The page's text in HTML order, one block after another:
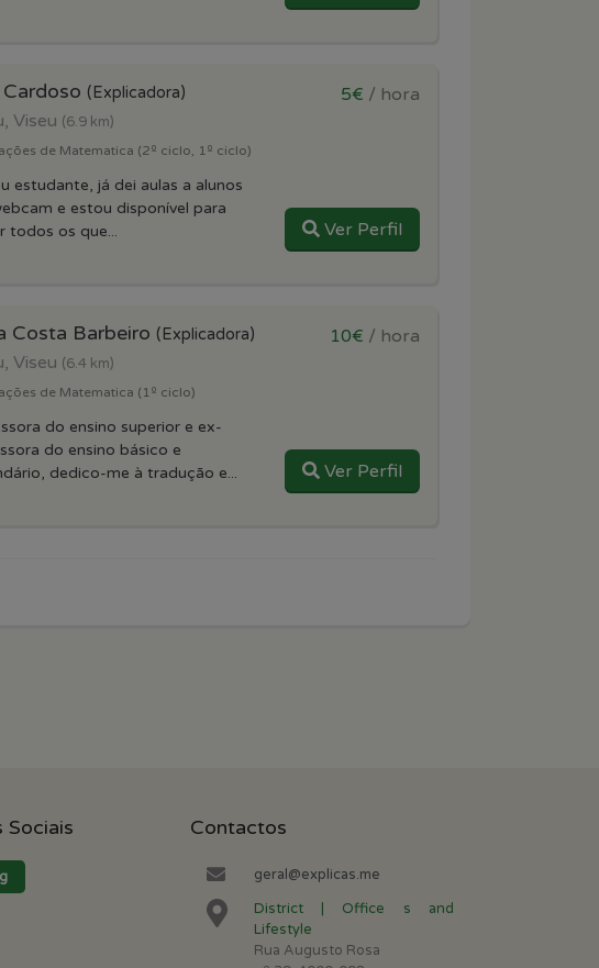
Cardoso (Explicadora)
Viseu (6.9 km)
de Matematica (2º ciclo, 1º ciclo)
estudante, já dei aulas a alunos
e estou disponível para
todos os que...
5€ / hora
Ver Perfil
Costa Barbeiro (Explicadora)
Viseu (6.4 km)
de Matematica (1º ciclo)
do ensino superior e ex-
do ensino básico e
dedico-me à tradução e...
10€ / hora
Ver Perfil
Sociais Contactos
geral@explicas.me
District | Office s and
Lifestyle
Rua Augusto Rosa